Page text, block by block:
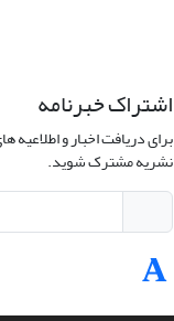
اشتراک خبرنامه
برای دریافت اخبار و اطلاعیه
نشریه مشترک شوید.